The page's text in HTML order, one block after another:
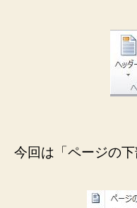
今回は「ページの